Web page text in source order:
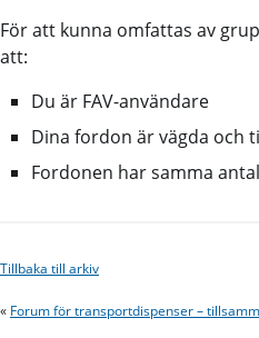
För att kunna omfattas av
att:
Du är FAV-användare
Dina fordon är vägda och
Fordonen har samma
Tillbaka till arkiv
« Forum för transportdispenser –